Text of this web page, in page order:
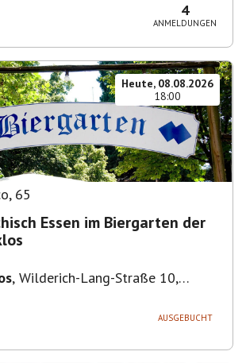
4
ANMELDUNGEN
Heute, 08.08.2026
18:00
, 65
Essen im Biergarten der
, Wilderich-Lang-Straße 10,
AUSGEBUCHT